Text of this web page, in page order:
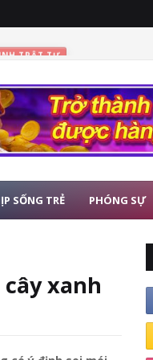
TRẬT TỰ
SỐNG TRẺ PHÓNG SỰ
xanh